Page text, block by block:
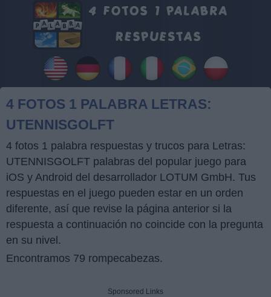
4 FOTOS 1 PALABRA LETRAS:
UTENNISGOLFT
4 fotos 1 palabra respuestas y trucos para Letras:
UTENNISGOLFT palabras del popular juego para
iOS y Android del desarrollador LOTUM GmbH. Tus
respuestas en el juego pueden estar en un orden
diferente, así que revise la página anterior si la
respuesta a continuación no coincide con la pregunta
en su nivel.
Encontramos 79 rompecabezas.
Sponsored Links